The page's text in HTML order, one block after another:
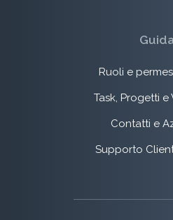
Ruoli e
Task, Progetti e
Contatti e
Supporto